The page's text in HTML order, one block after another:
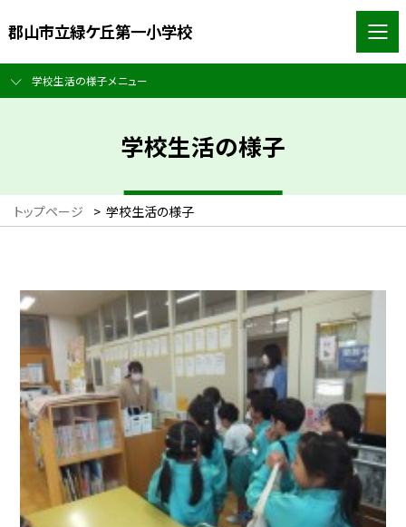
郡山市立緑ケ丘第一小学校
学校生活の様子メニュー
学校生活の様子
トップページ > 学校生活の様子